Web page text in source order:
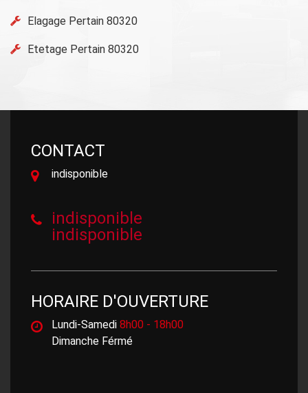
Elagage Pertain 80320
Etetage Pertain 80320
CONTACT
indisponible
indisponible
indisponible
HORAIRE D'OUVERTURE
Lundi-Samedi 8h00 - 18h00
Dimanche Férmé